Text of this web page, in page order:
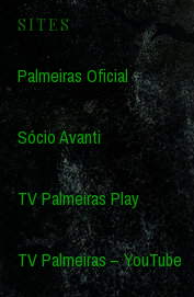
SITES
Palmeiras Oficial
Sócio Avanti
TV Palmeiras Play
TV Palmeiras – YouTube